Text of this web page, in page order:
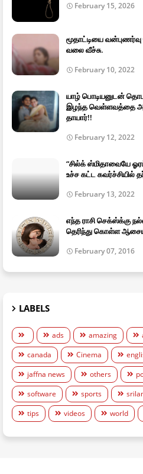
February 15, 2026
மூதாட்டியை
வலை வீச்சு.
February 10, 2022
யாழ் பொடியனுடன்
இழந்த வெள்ளவத்தை
தாயார்!!
February 12, 2022
“சில்க் ஸ்மிதாவையே
உச்ச கட்ட கவர்ச்சியில்
February 13, 2022
எந்த ராசி செக்ஸ்க்கு
தெரிந்து கொள்ள
February 07, 2016
LABELS
ads amazing
canada
Cinema
jaffna news
others
software
sports
tips
videos world